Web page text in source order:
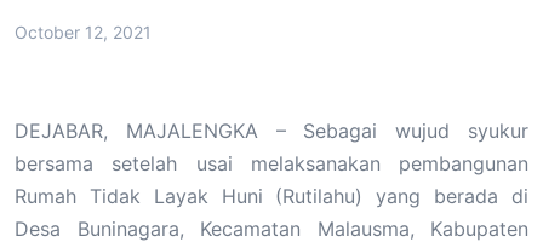
October 12, 2021
DEJABAR, MAJALENGKA – Sebagai wujud syukur
bersama setelah usai melaksanakan pembangunan
Rumah Tidak Layak Huni (Rutilahu) yang berada di
Desa Buninagara, Kecamatan Malausma, Kabupaten